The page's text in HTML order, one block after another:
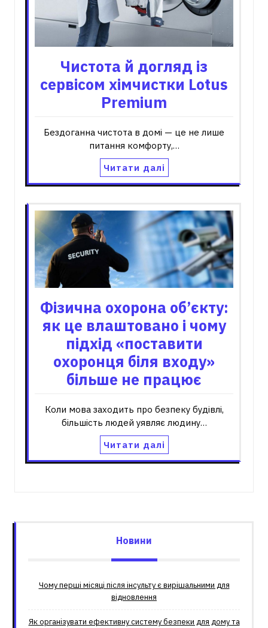
Чистота й догляд із
сервісом хімчистки Lotus
Premium
Бездоганна чистота в домі — це не лише
питання комфорту,…
Читати далі
Фізична охорона об’єкту:
як це влаштовано і чому
підхід «поставити
охоронця біля входу»
більше не працює
Коли мова заходить про безпеку будівлі,
більшість людей уявляє людину…
Читати далі
Новини
Чому перші місяці після інсульту є вирішальними для
відновлення
Як організувати ефективну систему безпеки для дому та